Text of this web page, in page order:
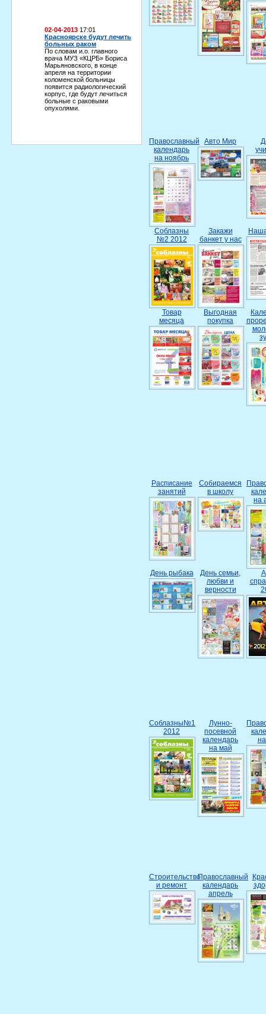
02-04-2013 17:01
Красноярске будут лечить
больных раком
По словам и.о. главного
врача МУЗ «КЦРБ» Бориса
Марьяновского, в конце
апреля на территории
коломенской больницы
появится радиологический
корпус, где будут лечиться
больные с раковыми
опухолями.
Православный
календарь
на ноябрь
Авто Мир
Соблазны
№2 2012
Закажи
банкет у нас
Товар
месяца
Выгодная
покупка
Расписание
занятий
Собираемся
в школу
на
День рыбака
День семьи,
любви и
верности
Соблазны№1
2012
Лунно-
посевной
календарь
на май
Строительство
и ремонт
Православный
календарь
апрель